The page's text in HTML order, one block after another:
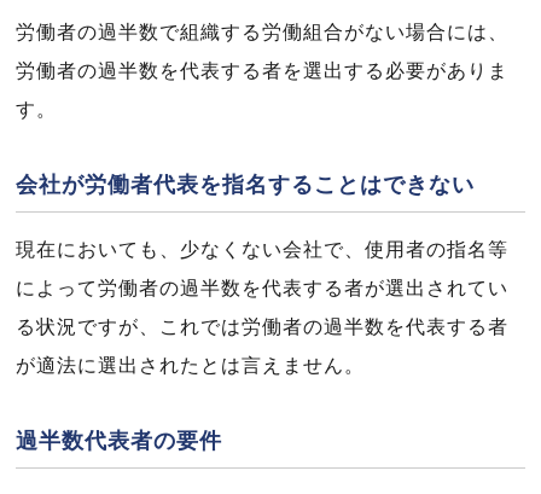
労働者の過半数で組織する労働組合がない場合には、
労働者の過半数を代表する者を選出する必要がありま
す。
会社が労働者代表を指名することはできない
現在においても、少なくない会社で、使用者の指名等
によって労働者の過半数を代表する者が選出されてい
る状況ですが、これでは労働者の過半数を代表する者
が適法に選出されたとは言えません。
過半数代表者の要件